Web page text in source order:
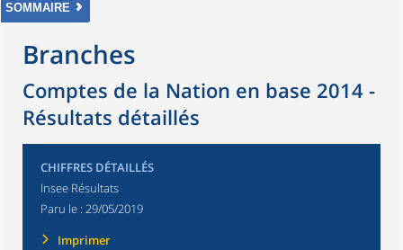
SOMMAIRE
Branches
Comptes de la Nation en base 2014 -
Résultats détaillés
CHIFFRES DÉTAILLÉS
Insee Résultats
Paru le : 29/05/2019
Imprimer